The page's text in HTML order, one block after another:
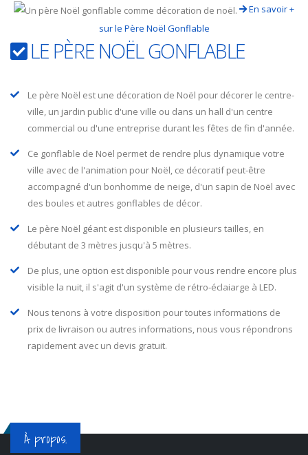
En savoir +
sur le Père Noël Gonflable
LE PÈRE NOËL GONFLABLE
Le père Noël est une décoration de Noël pour décorer le centre-
ville, un jardin public d'une ville ou dans un hall d'un centre
commercial ou d'une entreprise durant les fêtes de fin d'année.
Ce gonflable de Noël permet de rendre plus dynamique votre
ville avec de l'animation pour Noël, ce décoratif peut-être
accompagné d'un bonhomme de neige, d'un sapin de Noël avec
des boules et autres gonflables de décor.
Le père Noël géant est disponible en plusieurs tailles, en
débutant de 3 mètres jusqu'à 5 mètres.
De plus, une option est disponible pour vous rendre encore plus
visible la nuit, il s'agit d'un système de rétro-éclaiarge à LED.
Nous tenons à votre disposition pour toutes informations de
prix de livraison ou autres informations, nous vous répondrons
rapidement avec un devis gratuit.
À propos.